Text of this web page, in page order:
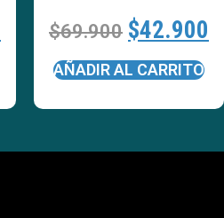
$69.900 $42.900
AÑADIR AL CARRITO